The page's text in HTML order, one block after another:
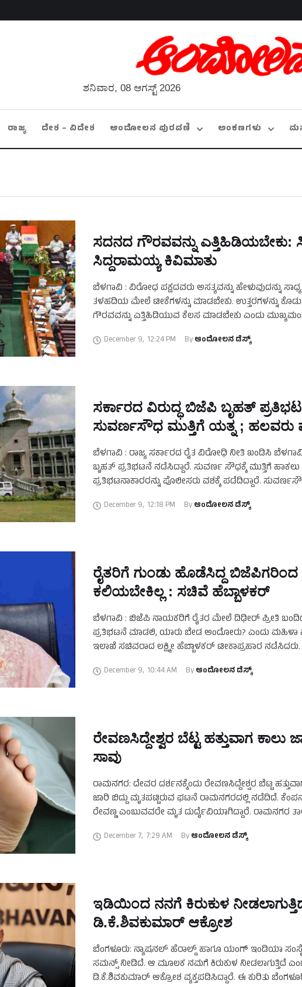
ಶನಿವಾರ, 08 ಆಗಸ್ಟ್ 2026
ರಾಜ್ಯ ದೇಶ – ವಿದೇಶ ಆಂದೋಲನ ಪುರವಣಿ ಅಂಕಣಗಳು
ಸದನದ ಗೌರವವನ್ನು ಎತ್ತಿಹಿಡಿಯಬೇಕು:
ಸಿದ್ದರಾಮಯ್ಯ ಕಿವಿಮಾತು
ಬೆಳಗಾವಿ : ವಿರೋಧ ಪಕ್ಷದವರು ಅಸತ್ಯವನ್ನು ಹೇಳುವುದನ್ನು
ತಳಹದಿಯ ಮೇಲೆ ಟೀಕೆಗಳನ್ನು ಮಾಡಬೇಕು. ಉತ್ತರಗಳನ್ನು
ಗೌರವವನ್ನು ಎತ್ತಿಹಿಡಿಯುವ ಕೆಲಸ ಮಾಡಬೇಕು ಎಂದು
December 9, 12:24 PM By ಆಂದೋಲನ ಡೆಸ್ಕ್
ಸರ್ಕಾರದ ವಿರುದ್ಧ ಬಿಜೆಪಿ ಬೃಹತ್‌
ಸುವರ್ಣಸೌಧ ಮುತ್ತಿಗೆ ಯತ್ನ ; ಹಲವರು
ಬೆಳಗಾವಿ : ರಾಜ್ಯ ಸರ್ಕಾರದ ರೈತ ವಿರೋಧಿ ನೀತಿ ಖಂಡಿಸಿ
ಬೃಹತ್ ಪ್ರತಿಭಟನೆ ನಡೆಸಿದ್ದಾರೆ. ಸುವರ್ಣ ಸೌಧಕ್ಕೆ ಮುತ್ತಿಗೆ
ಪ್ರತಿಭಟನಾಕಾರರನ್ನು ಪೊಲೀಸರು ವಶಕ್ಕೆ ಪಡೆದಿದ್ದಾರೆ.
December 9, 12:18 PM By ಆಂದೋಲನ ಡೆಸ್ಕ್
ರೈತರಿಗೆ ಗುಂಡು ಹೊಡೆಸಿದ್ದ ಬಿಜೆಪಿಗರಿಂದ
ಕಲಿಯಬೇಕಿಲ್ಲ : ಸಚಿವೆ ಹೆಬ್ಬಾಳಕರ್‌
ಬೆಳಗಾವಿ : ಬಿಜೆಪಿ ನಾಯಕರಿಗೆ ರೈತರ ಮೇಲೆ ದಿಢೀರ್ ಪ್ರೀತಿ
ಪ್ರತಿಭಟನೆ ಮಾಡಲಿ, ಯಾರು ಬೇಡ ಅಂದೋರು? ಎಂದು ಮಹಿಳಾ
ಇಲಾಖೆ ಸಚಿವರಾದ ಲಕ್ಷ್ಮೀ ಹೆಬ್ಬಾಳಕರ್ ಟೀಕಾಪ್ರಹಾರ ನಡೆಸಿದರು.
December 9, 10:44 AM By ಆಂದೋಲನ ಡೆಸ್ಕ್
ರೇವಣಸಿದ್ದೇಶ್ವರ ಬೆಟ್ಟ ಹತ್ತುವಾಗ ಕಾಲು
ಸಾವು
ರಾಮನಗರ: ದೇವರ ದರ್ಶನಕ್ಕೆಂದು ರೇವಣಸಿದ್ದೇಶ್ವರ ಬೆಟ್ಟ
ಜಾರಿ ಬಿದ್ದು ಮೃತಪಟ್ಟಿರುವ ಘಟನೆ ರಾಮನಗರದಲ್ಲಿ ನಡೆದಿದೆ.
ರೇವಣ್ಣ ಎಂಬುವವರೇ ಮೃತ ದುರ್ದೈವಿಯಾಗಿದ್ದಾರೆ. ರಾಮನಗರ
December 7, 7:29 AM By ಆಂದೋಲನ ಡೆಸ್ಕ್
ಇಡಿಯಿಂದ ನನಗೆ ಕಿರುಕುಳ
ಡಿ.ಕೆ.ಶಿವಕುಮಾರ್‌ ಆಕ್ರೋಶ
ಬೆಂಗಳೂರು: ನ್ಯಾಷನಲ್‌ ಹೆರಾಲ್ಡ್‌ ಹಾಗೂ ಯಂಗ್‌ ಇಂಡಿಯಾ
ಸಮನ್ಸ್‌ ನೀಡಿದೆ. ಆ ಮೂಲಕ ನಮಗೆ ಕಿರುಕುಳ ನೀಡಲಾಗುತ್ತಿದೆ
ಡಿ.ಕೆ.ಶಿವಕುಮಾರ್‌ ಆಕ್ರೋಶ ವ್ಯಕ್ತಪಡಿಸಿದ್ದಾರೆ. ಈ ಕುರಿತು